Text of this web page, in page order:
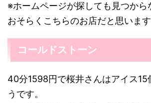
※ホームページが探しても見つから
おそらくこちらのお店だと思います
コールドストーン
40分1598円で桜井さんはアイス15
うです。